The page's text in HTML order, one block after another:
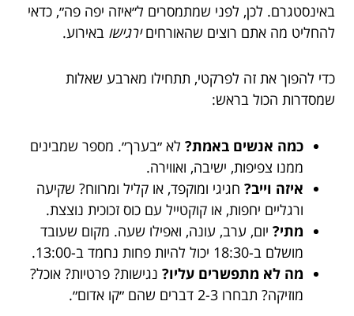
באינסטגרם. לכן, לפני שמתמסרים ל״איזה יפה פה״, כדאי
להחליט מה אתם רוצים שהאורחיםירגישו באירוע.
כדי להפוך את זה לפרקטי, תתחילו מארבע שאלות
שמסדרות הכול בראש:
כמה אנשים באמת? לא ״בערך״. מספר שמבינים
ממנו צפיפות, ישיבה, ואווירה.
איזה וייב? חגיגי ומוקפד, או קליל ומרווח? שקיעה
ורגליים יחפות, או קוקטייל עם כוס זכוכית נוצצת.
מתי? יום, ערב, עונה, ואפילו שעה. מקום שעובד
מושלם ב-18:30 יכול להיות פחות נחמד ב-13:00.
מה לא מתפשרים עליו? נגישות? פרטיות? אוכל?
מוזיקה? תבחרו 2-3 דברים שהם ״קו אדום״.